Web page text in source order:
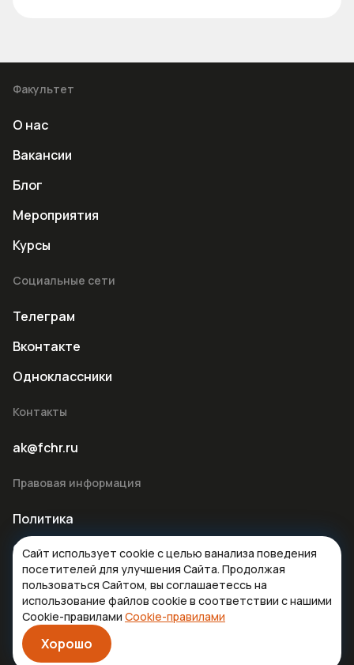
Факультет
О нас
Вакансии
Блог
Мероприятия
Курсы
Социальные сети
Телеграм
Вконтакте
Одноклассники
Контакты
ak@fchr.ru
Правовая информация
Политика
Оферта
© 2026 Факультет
Дизайн:
Сайт использует cookie с целью ванализа поведения
посетителей для улучшения Сайта. Продолжая
пользоваться Сайтом, вы соглашаетессь на
использование файлов cookie в соответствии с нашими
Cookie-правилами Cookie-правилами
Хорошо